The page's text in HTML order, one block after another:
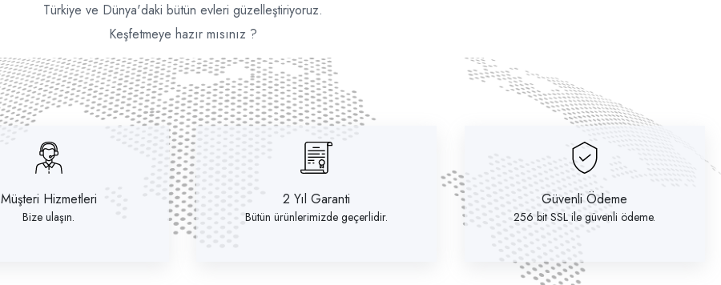
Türkiye ve Dünya'daki bütün evleri güzelleştiriyoruz.
Keşfetmeye hazır mısınız ?
Müşteri Hizmetleri
Bize ulaşın.
2 Yıl Garanti
Bütün ürünlerimizde geçerlidir.
Güvenli Ödeme
256 bit SSL ile güvenli ödeme.